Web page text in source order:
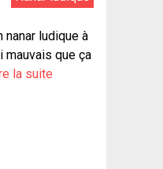
ludique à
mauvais que ça
la suite